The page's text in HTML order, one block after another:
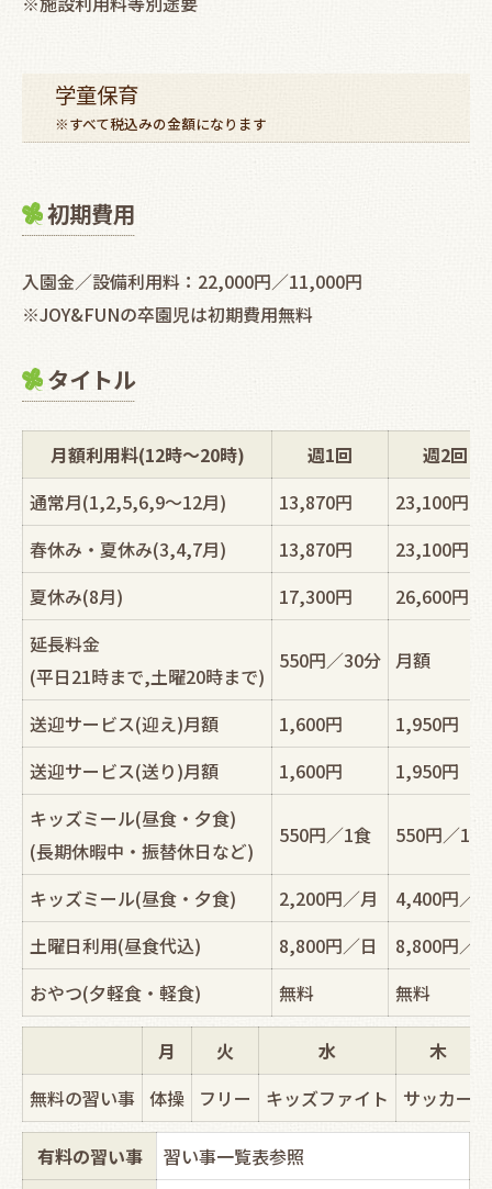
学童保育
※すべて税込みの金額になります
初期費用
入園金／設備利用料：22,000円／11,000円
※JOY&FUNの卒園児は初期費用無料
タイトル
月額利用料(12時～20時) 週1回
週2回
通常月(1,2,5,6,9～12月)
13,870円
23,100円
春休み・夏休み(3,4,7月)
13,870円
23,100円
夏休み(8月)
17,300円
26,600円
延長料金
(平日21時まで,土曜20時まで)
550円／30分 月額
送迎サービス(迎え)月額 1,600円
1,950円
送迎サービス(送り)月額
1,600円
1,950円
キッズミール(昼食・夕食)
(長期休暇中・振替休日など)
550円／1食 550円／1食
キッズミール(昼食・夕食) 2,200円／月
4,400円／
土曜日利用(昼食代込)
8,800円／日
8,800円／
おやつ(夕軽食・軽食)
無料 無料
月 火 水
木
無料の習い事 体操 フリー キッズファイト サッカー
有料の習い事 習い事一覧表参照